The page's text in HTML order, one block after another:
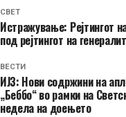
СВЕТ
Истражување: Рејтингот
под рејтингот на
ВЕСТИ
ИЈЗ: Нови содржини на
„Беббо“ во рамки на
недела на доењето